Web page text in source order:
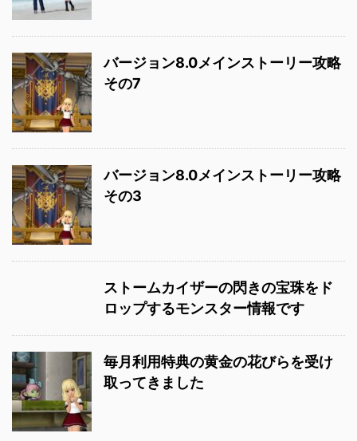
バージョン8.0メインストーリー攻略
その7
バージョン8.0メインストーリー攻略
その3
ストームカイザーの閃きの宝珠をド
ロップするモンスター情報です
毎月利用特典の黄金の花びらを受け
取ってきました